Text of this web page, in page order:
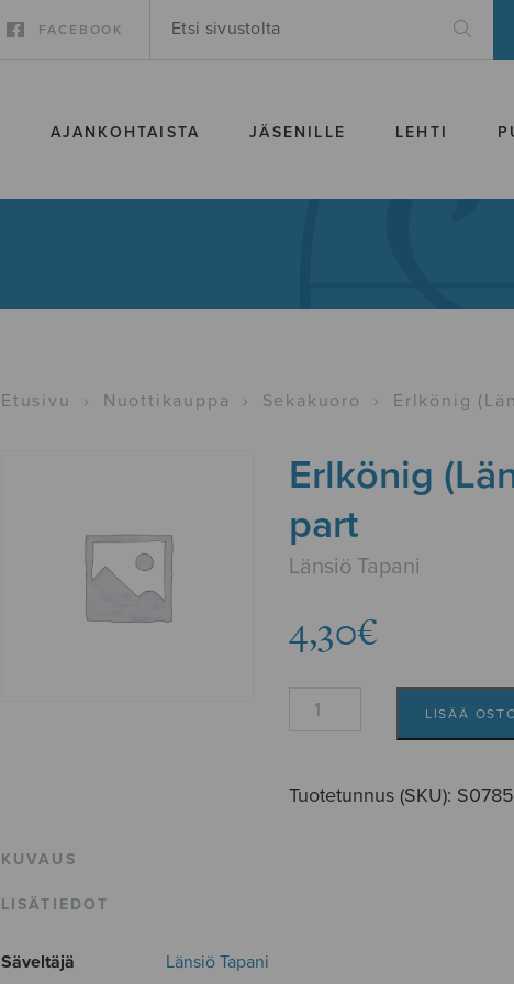
FACEBOOK
AJANKOHTAISTA JÄSENILLE LEHTI
Etusivu › Nuottikauppa › Sekakuoro › Erlkönig
Erlkönig
part
Länsiö Tapani
4,30€
Erlkönig
part
LISÄÄ
Tuotetunnus (SKU):
KUVAUS
LISÄTIEDOT
Säveltäjä
Länsiö Tapani